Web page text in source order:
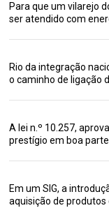
Para que um vilarejo
ser atendido com
Rio da integração
o caminho de ligação
A lei n.º 10.257,
prestígio em boa
Em um SIG, a
aquisição de